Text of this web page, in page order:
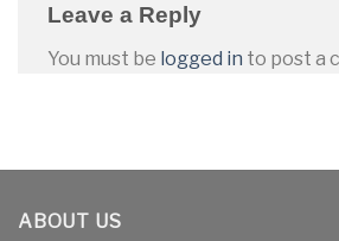
Leave a Reply
You must be logged in to post a
ABOUT US